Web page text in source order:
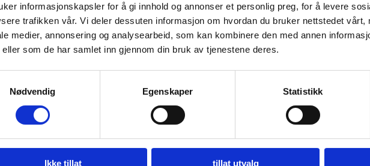
informasjonskapsler for å gi innhold og annonser et personlig preg, for å levere
trafikken vår. Vi deler dessuten informasjon om hvordan du bruker nettstedet vårt,
medier, annonsering og analysearbeid, som kan kombinere den med annen
eller som de har samlet inn gjennom din bruk av tjenestene deres.
Nødvendig
Egenskaper Statistikk
Ikke tillat tillat utvalg
Kjøpsvilkår
Om oss
Kontakt oss
Min side
Blogg
Mandag-Fredag: 10:00 -17:00
Lørdag: 10:00 -16:00